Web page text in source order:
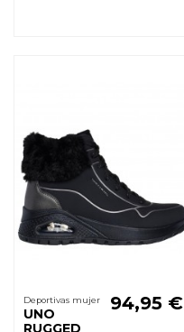
Deportivas mujer
UNO
94,95 €